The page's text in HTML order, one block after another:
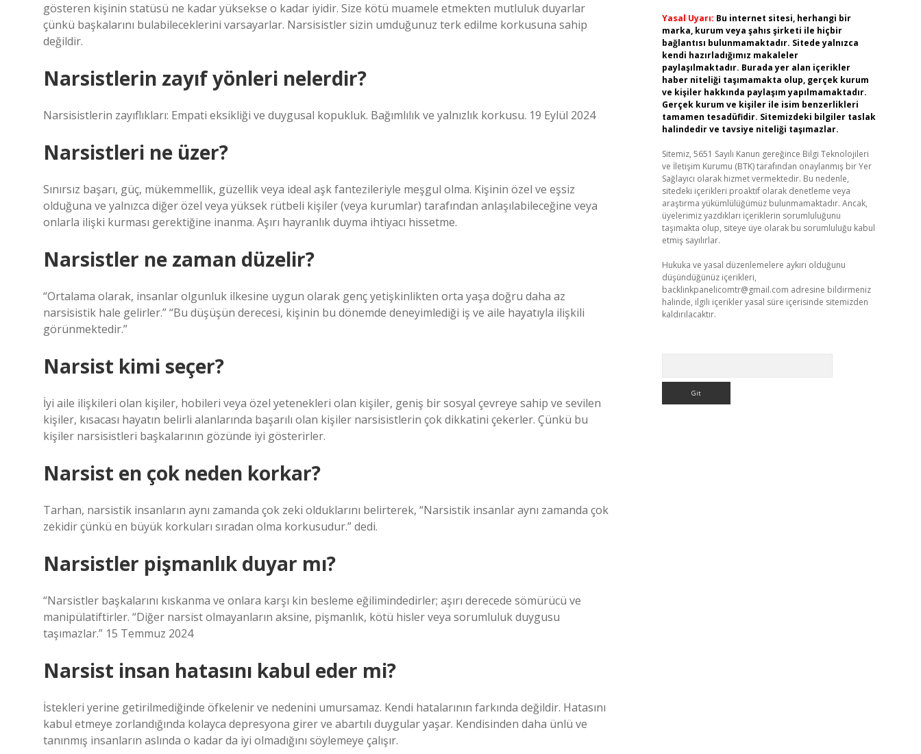
gösteren kişinin statüsü ne kadar yüksekse o kadar iyidir. Size kötü muamele etmekten mutluluk duyarlar
çünkü başkalarını bulabileceklerini varsayarlar. Narsisistler sizin umduğunuz terk edilme korkusuna sahip
değildir.
Narsistlerin zayıf yönleri nelerdir?
Narsisistlerin zayıflıkları: Empati eksikliği ve duygusal kopukluk. Bağımlılık ve yalnızlık korkusu. 19 Eylül 2024
Narsistleri ne üzer?
Sınırsız başarı, güç, mükemmellik, güzellik veya ideal aşk fantezileriyle meşgul olma. Kişinin özel ve eşsiz
olduğuna ve yalnızca diğer özel veya yüksek rütbeli kişiler (veya kurumlar) tarafından anlaşılabileceğine veya
onlarla ilişki kurması gerektiğine inanma. Aşırı hayranlık duyma ihtiyacı hissetme.
Narsistler ne zaman düzelir?
“Ortalama olarak, insanlar olgunluk ilkesine uygun olarak genç yetişkinlikten orta yaşa doğru daha az
narsisistik hale gelirler.” “Bu düşüşün derecesi, kişinin bu dönemde deneyimlediği iş ve aile hayatıyla ilişkili
görünmektedir.”
Narsist kimi seçer?
İyi aile ilişkileri olan kişiler, hobileri veya özel yetenekleri olan kişiler, geniş bir sosyal çevreye sahip ve sevilen
kişiler, kısacası hayatın belirli alanlarında başarılı olan kişiler narsisistlerin çok dikkatini çekerler. Çünkü bu
kişiler narsisistleri başkalarının gözünde iyi gösterirler.
Narsist en çok neden korkar?
Tarhan, narsistik insanların aynı zamanda çok zeki olduklarını belirterek, “Narsistik insanlar aynı zamanda çok
zekidir çünkü en büyük korkuları sıradan olma korkusudur.” dedi.
Narsistler pişmanlık duyar mı?
“Narsistler başkalarını kıskanma ve onlara karşı kin besleme eğilimindedirler; aşırı derecede sömürücü ve
manipülatiftirler. “Diğer narsist olmayanların aksine, pişmanlık, kötü hisler veya sorumluluk duygusu
taşımazlar.” 15 Temmuz 2024
Narsist insan hatasını kabul eder mi?
İstekleri yerine getirilmediğinde öfkelenir ve nedenini umursamaz. Kendi hatalarının farkında değildir. Hatasını
kabul etmeye zorlandığında kolayca depresyona girer ve abartılı duygular yaşar. Kendisinden daha ünlü ve
tanınmış insanların aslında o kadar da iyi olmadığını söylemeye çalışır.
Yasal Uyarı: Bu internet sitesi, herhangi bir
marka, kurum veya şahıs şirketi ile hiçbir
bağlantısı bulunmamaktadır. Sitede yalnızca
kendi hazırladığımız makaleler
paylaşılmaktadır. Burada yer alan içerikler
haber niteliği taşımamakta olup, gerçek kurum
ve kişiler hakkında paylaşım yapılmamaktadır.
Gerçek kurum ve kişiler ile isim benzerlikleri
tamamen tesadüfidir. Sitemizdeki bilgiler taslak
halindedir ve tavsiye niteliği taşımazlar.
Sitemiz, 5651 Sayılı Kanun gereğince Bilgi Teknolojileri
ve İletişim Kurumu (BTK) tarafından onaylanmış bir Yer
Sağlayıcı olarak hizmet vermektedir. Bu nedenle,
sitedeki içerikleri proaktif olarak denetleme veya
araştırma yükümlülüğümüz bulunmamaktadır. Ancak,
üyelerimiz yazdıkları içeriklerin sorumluluğunu
taşımakta olup, siteye üye olarak bu sorumluluğu kabul
etmiş sayılırlar.
Hukuka ve yasal düzenlemelere aykırı olduğunu
düşündüğünüz içerikleri,
backlinkpanelicomtr@gmail.com adresine bildirmeniz
halinde, ilgili içerikler yasal süre içerisinde sitemizden
kaldırılacaktır.